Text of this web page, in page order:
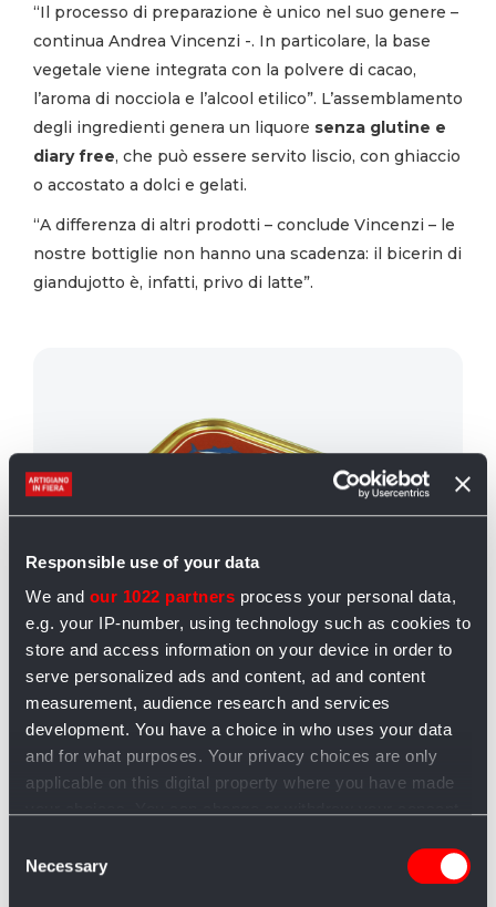
Responsible use of your data
We and our 1022 partners process your personal data,
e.g. your IP-number, using technology such as cookies to
store and access information on your device in order to
serve personalized ads and content, ad and content
measurement, audience research and services
development. You have a choice in who uses your data
and for what purposes. Your privacy choices are only
applicable on this digital property where you have made
the Privacy trigger icon.
Selection
Necessary
“Il processo di preparazione è unico nel suo genere –
continua Andrea Vincenzi -. In particolare, la base
vegetale viene integrata con la polvere di cacao,
l’aroma di nocciola e l’alcool etilico”. L’assemblamento
degli ingredienti genera un liquore senza glutine e
diary free, che può essere servito liscio, con ghiaccio
o accostato a dolci e gelati.
“A differenza di altri prodotti – conclude Vincenzi – le
nostre bottiglie non hanno una scadenza: il bicerin di
giandujotto è, infatti, privo di latte”.
Tonno rosso di Corsa, 350g
Il tonno rosso di corsa è fra i più
in